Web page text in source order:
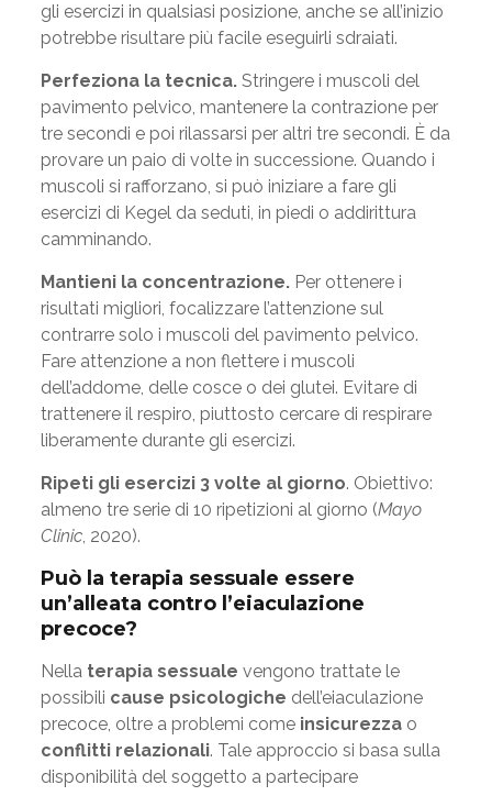
gli esercizi in qualsiasi posizione, anche se all’inizio
potrebbe risultare più facile eseguirli sdraiati.
Perfeziona la tecnica.Stringere i muscoli del
pavimento pelvico, mantenere la contrazione per
tre secondi e poi rilassarsi per altri tre secondi. È da
provare un paio di volte in successione. Quando i
muscoli si rafforzano, si può iniziare a fare gli
esercizi di Kegel da seduti, in piedi o addirittura
camminando.
Mantieni la concentrazione.Per ottenere i
risultati migliori, focalizzare l’attenzione sul
contrarre solo i muscoli del pavimento pelvico.
Fare attenzione a non flettere i muscoli
dell’addome, delle cosce o dei glutei. Evitare di
trattenere il respiro, piuttosto cercare di respirare
liberamente durante gli esercizi.
Ripeti gli esercizi 3 volte al giorno. Obiettivo:
almeno tre serie di 10 ripetizioni al giorno (Mayo
Clinic, 2020).
Può la terapia sessuale essere
un’alleata contro l’eiaculazione
precoce?
Nella terapia sessuale vengono trattate le
possibili cause psicologiche dell’eiaculazione
precoce, oltre a problemi come insicurezzao
conflitti relazionali. Tale approccio si basa sulla
disponibilità del soggetto a partecipare